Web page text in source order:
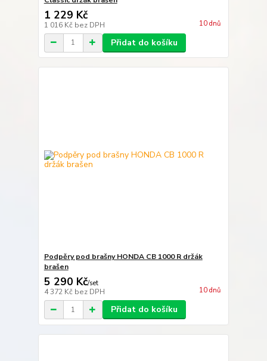
1 229 Kč
1 016 Kč bez DPH 10 dnů
Přidat do košíku
Podpěry pod brašny HONDA CB 1000 R držák
brašen
5 290 Kč/set
4 372 Kč bez DPH 10 dnů
Přidat do košíku